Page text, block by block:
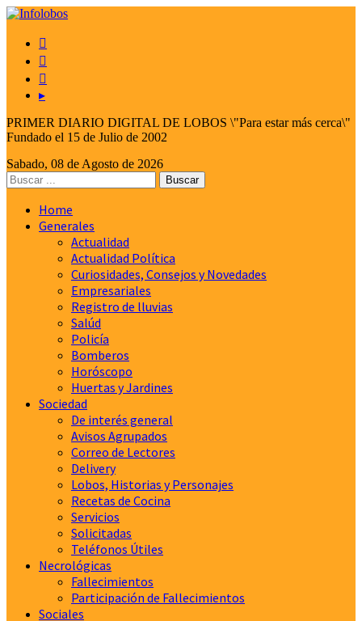



▸
PRIMER DIARIO DIGITAL DE LOBOS \"Para estar más cerca\"
Fundado el 15 de Julio de 2002
Sabado, 08 de Agosto de 2026
Home
Generales
Actualidad
Actualidad Política
Curiosidades, Consejos y Novedades
Empresariales
Registro de lluvias
Salúd
Policía
Bomberos
Horóscopo
Huertas y Jardines
Sociedad
De interés general
Avisos Agrupados
Correo de Lectores
Delivery
Lobos, Historias y Personajes
Recetas de Cocina
Servicios
Solicitadas
Teléfonos Útiles
Necrológicas
Fallecimientos
Participación de Fallecimientos
Sociales